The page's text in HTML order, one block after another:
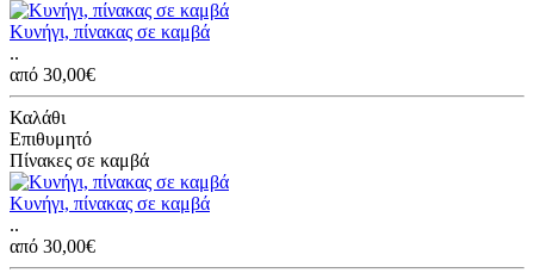
Κυνήγι, πίνακας σε καμβά
..
από 30,00€
Καλάθι
Επιθυμητό
Πίνακες σε καμβά
Κυνήγι, πίνακας σε καμβά
..
από 30,00€